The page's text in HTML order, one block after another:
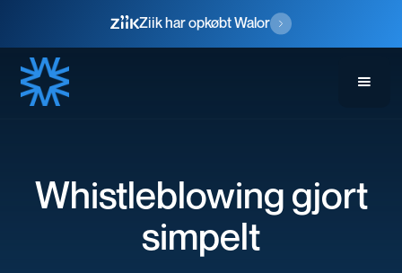
Ziik har opkøbt Walor
Whistleblowing gjort
simpelt